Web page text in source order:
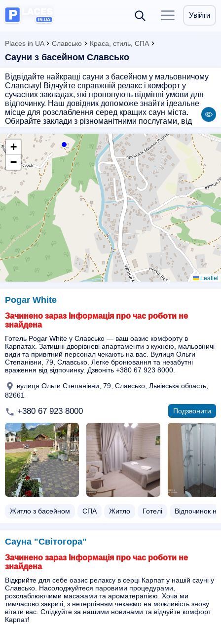
Увійти
Places in UA Славсько Краса, стиль, СПА
Сауни з басейном​ Славсько
Відвідайте найкращі сауни з басейном у мальовничому
Славську! Відчуйте справжній релакс і комфорт у
сучасних закладах, які пропонують відмінні умови для
відпочинку. Наш довідник допоможе знайти ідеальне
місце для розслаблення серед кращих саун міста.
Обирайте заклади з різноманітними послугами, від
Насолоджуйтесь бездоганним сервісом, чистотою та
затишною атмосферою. Довіртеся досвіду
професіоналів для незабутнього відпочинку у Славську!
+
−
Leaflet
Pogar White
Зачинено зараз Інформація про час роботи не
знайдена
Готель Pogar White у Славсько — ваш оазис комфорту в
Карпатах. Затишні дворівневі апартаменти з кухнею, мальовничі
види та привітний персонал чекають на вас. Вулиця Ольги
Степанівни, 79, Славсько. Легке бронювання та незабутні
враження від відпочинку. Дзвоніть +380 67 923 8000.
вулиця Ольги Степанівни, 79, Славсько, Львівська область,
82661
+380 67 923 8000 Подзвонити
Житло з басейном​ СПА Житло Готелі Відпочинок
Сауна "Світогора"
Зачинено зараз Інформація про час роботи не
знайдена
Відкрийте для себе оазис релаксу в серці Карпат у нашій сауні у
Славсько. Насолоджуйтеся паровими процедурами,
розслаблюючими масажами та ароматерапією. Хоча ми
тимчасово закриті, з нетерпінням чекаємо на можливість знову
вітати вас. Слідкуйте за нашими новинами та відчуйте комфорт
Карпат!